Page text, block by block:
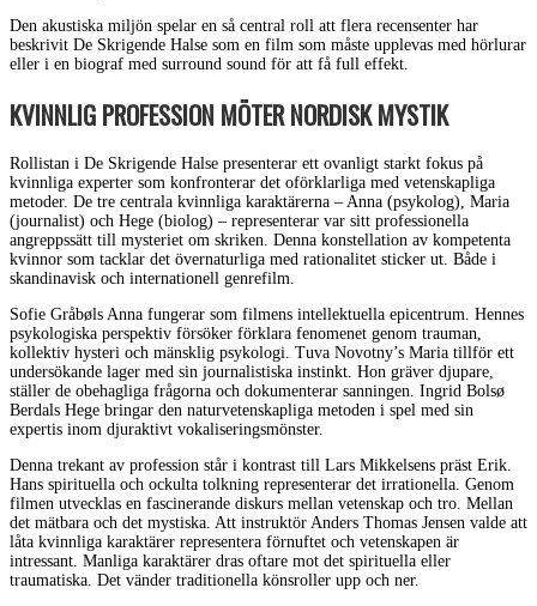
Den akustiska miljön spelar en så central roll att flera recensenter har
beskrivit De Skrigende Halse som en film som måste upplevas med hörlurar
eller i en biograf med surround sound för att få full effekt.
KVINNLIG PROFESSION MÖTER NORDISK MYSTIK
Rollistan i De Skrigende Halse presenterar ett ovanligt starkt fokus på
kvinnliga experter som konfronterar det oförklarliga med vetenskapliga
metoder. De tre centrala kvinnliga karaktärerna – Anna (psykolog), Maria
(journalist) och Hege (biolog) – representerar var sitt professionella
angreppssätt till mysteriet om skriken. Denna konstellation av kompetenta
kvinnor som tacklar det övernaturliga med rationalitet sticker ut. Både i
skandinavisk och internationell genrefilm.
Sofie Gråbøls Anna fungerar som filmens intellektuella epicentrum. Hennes
psykologiska perspektiv försöker förklara fenomenet genom trauman,
kollektiv hysteri och mänsklig psykologi. Tuva Novotny’s Maria tillför ett
undersökande lager med sin journalistiska instinkt. Hon gräver djupare,
ställer de obehagliga frågorna och dokumenterar sanningen. Ingrid Bolsø
Berdals Hege bringar den naturvetenskapliga metoden i spel med sin
expertis inom djuraktivt vokaliseringsmönster.
Denna trekant av profession står i kontrast till Lars Mikkelsens präst Erik.
Hans spirituella och ockulta tolkning representerar det irrationella. Genom
filmen utvecklas en fascinerande diskurs mellan vetenskap och tro. Mellan
det mätbara och det mystiska. Att instruktör Anders Thomas Jensen valde att
låta kvinnliga karaktärer representera förnuftet och vetenskapen är
intressant. Manliga karaktärer dras oftare mot det spirituella eller
traumatiska. Det vänder traditionella könsroller upp och ner.